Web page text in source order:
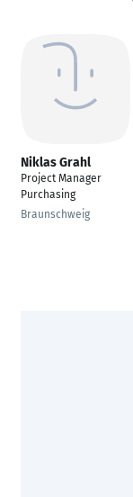
Niklas Grahl
Project Manager
Purchasing
Braunschweig